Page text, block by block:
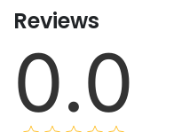
Reviews
0.0